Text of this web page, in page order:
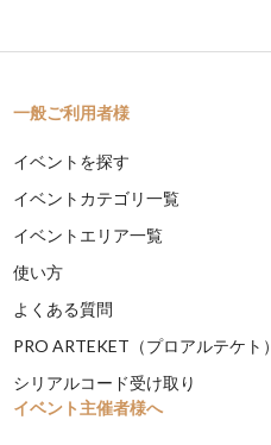
一般ご利用者様
イベントを探す
イベントカテゴリ一覧
イベントエリア一覧
使い方
よくある質問
PRO ARTEKET（プロアルテケト）
シリアルコード受け取り
イベント主催者様へ